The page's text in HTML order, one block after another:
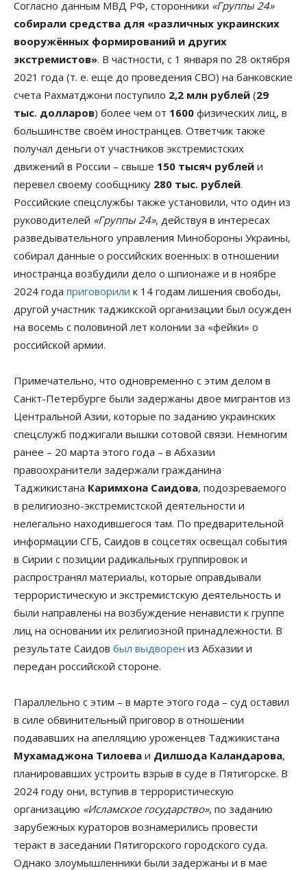
Согласно данным МВД РФ, сторонники «Группы 24»
собирали средства для «различных украинских
вооружённых формирований и других
экстремистов». В частности, с 1 января по 28 октября
2021 года (т. е. еще до проведения СВО) на банковские
счета Рахматджони поступило 2,2 млн рублей (29
тыс. долларов) более чем от 1600 физических лиц, в
большинстве своём иностранцев. Ответчик также
получал деньги от участников экстремистских
движений в России – свыше 150 тысяч рублей и
перевел своему сообщнику 280 тыс. рублей.
Российские спецслужбы также установили, что один из
руководителей «Группы 24», действуя в интересах
разведывательного управления Минобороны Украины,
собирал данные о российских военных: в отношении
иностранца возбудили дело о шпионаже и в ноябре
2024 года приговорили к 14 годам лишения свободы,
другой участник таджикской организации был осужден
на восемь с половиной лет колонии за «фейки» о
российской армии.
Примечательно, что одновременно с этим делом в
Санкт-Петербурге были задержаны двое мигрантов из
Центральной Азии, которые по заданию украинских
спецслужб поджигали вышки сотовой связи. Немногим
ранее – 20 марта этого года – в Абхазии
правоохранители задержали гражданина
Таджикистана Каримхона Саидова, подозреваемого
в религиозно-экстремистской деятельности и
нелегально находившегося там. По предварительной
информации СГБ, Саидов в соцсетях освещал события
в Сирии с позиции радикальных группировок и
распространял материалы, которые оправдывали
террористическую и экстремистскую деятельность и
были направлены на возбуждение ненависти к группе
лиц на основании их религиозной принадлежности. В
результате Саидов был выдворен из Абхазии и
передан российской стороне.
Параллельно с этим – в марте этого года – суд оставил
в силе обвинительный приговор в отношении
подававших на апелляцию уроженцев Таджикистана
Мухамаджона Тилоева и Дилшода Каландарова,
планировавших устроить взрыв в суде в Пятигорске. В
2024 году они, вступив в террористическую
организацию «Исламское государство», по заданию
зарубежных кураторов вознамерились провести
теракт в заседании Пятигорского городского суда.
Однако злоумышленники были задержаны и в мае